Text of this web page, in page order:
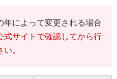
年によって変更される場合
式サイトで確認してから行
。